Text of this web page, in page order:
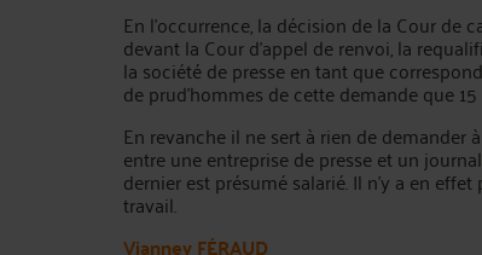
En l'occurrence, la décision de la Cour de
devant la Cour d'appel de renvoi, la
la société de presse en tant que
de prud'hommes de cette demande que
En revanche il ne sert à rien de
entre une entreprise de presse et un
dernier est présumé salarié. Il n'y a en
travail.
Vianney FÉRAUD